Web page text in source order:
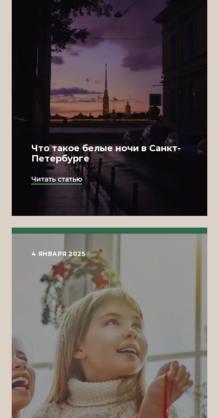
Что такое белые ночи в Санкт-
Петербурге
Читать статью
4 ЯНВАРЯ 2025